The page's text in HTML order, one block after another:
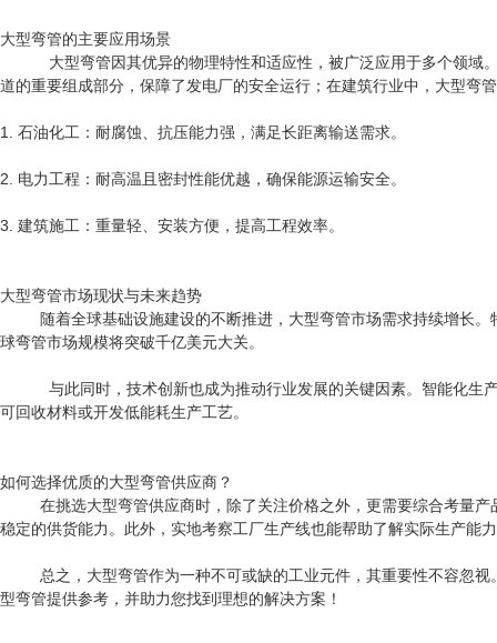
大型弯管的主要应用场景
大型弯管因其优异的物理特性和适应性，被广泛应用于多个领域。
道的重要组成部分，保障了发电厂的安全运行；在建筑行业中，大型弯
1. 石油化工：耐腐蚀、抗压能力强，满足长距离输送需求。
2. 电力工程：耐高温且密封性能优越，确保能源运输安全。
3. 建筑施工：重量轻、安装方便，提高工程效率。
大型弯管市场现状与未来趋势
随着全球基础设施建设的不断推进，大型弯管市场需求持续增长。
球弯管市场规模将突破千亿美元大关。
与此同时，技术创新也成为推动行业发展的关键因素。智能化生产
可回收材料或开发低能耗生产工艺。
如何选择优质的大型弯管供应商？
在挑选大型弯管供应商时，除了关注价格之外，更需要综合考量产
稳定的供货能力。此外，实地考察工厂生产线也能帮助了解实际生产能
总之，大型弯管作为一种不可或缺的工业元件，其重要性不容忽视
型弯管提供参考，并助力您找到理想的解决方案！